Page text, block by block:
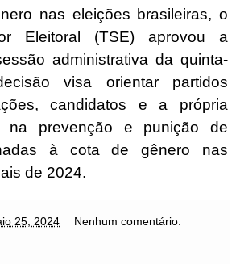
nas eleições brasileiras, o
Eleitoral (TSE) aprovou a
administrativa da quinta-
visa orientar partidos
candidatos e a própria
na prevenção e punição de
à cota de gênero nas
de 2024.
25, 2024 Nenhum comentário: